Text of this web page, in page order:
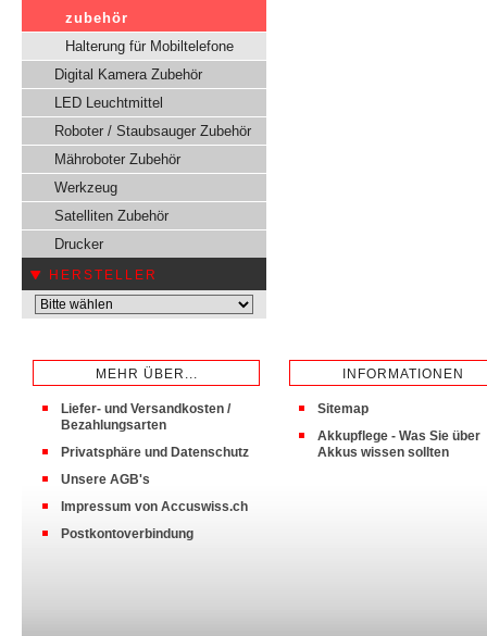
zubehör
Halterung für Mobiltelefone
Digital Kamera Zubehör
LED Leuchtmittel
Roboter / Staubsauger Zubehör
Mähroboter Zubehör
Werkzeug
Satelliten Zubehör
Drucker
HERSTELLER
MEHR ÜBER...
Liefer- und Versandkosten /
Bezahlungsarten
Privatsphäre und Datenschutz
Unsere AGB's
Impressum von Accuswiss.ch
Postkontoverbindung
INFORMATIONEN
Sitemap
Akkupflege - Was Sie über
Akkus wissen sollten